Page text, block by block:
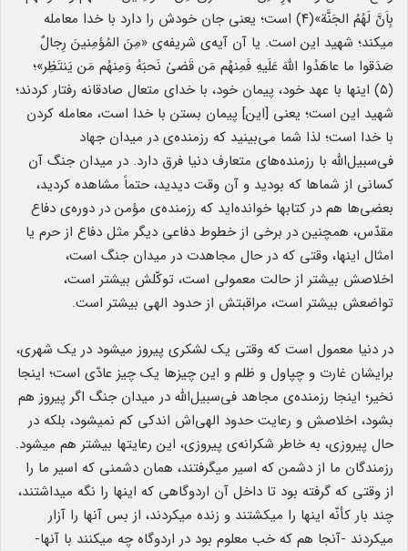
بِاَنَّ لَهُمُ الجَنَّة»(۴) است؛ یعنی جان خودش را دارد با خدا معامله
میکند؛ شهید این است. یا آن آیه‌ی شریفه‌ی «مِنَ المُؤمِنینَ رِجالٌ
صَدَقوا ما عاهَدُوا اللهَ عَلَیهِ فَمِنهُم مَن قَضیٰ نَحبَهُ وَمِنهُم مَن یَنتَظِر»؛
(۵) اینها با عهد خود، پیمان خود، با خدای متعال صادقانه رفتار کردند؛
شهید این است؛ یعنی [این] پیمان بستن با خدا است، معامله کردن
با خدا است؛ لذا شما می‌بینید که رزمنده‌ی در میدان جهاد
فی‌سبیل‌الله با رزمنده‌های متعارف دنیا فرق دارد. در میدان جنگ آن
کسانی از شماها که بودید و آن وقت دیدید، حتماً مشاهده کردید،
بعضی‌ها هم در کتابها خوانده‌اید که رزمنده‌ی مؤمن در دوره‌ی دفاع
‌مقدّس، همچنین در برخی از خطوط دفاعی دیگر مثل دفاع از حرم یا
امثال اینها، وقتی که در حال مجاهدت در میدان جنگ است،
اخلاصش بیشتر از حالت معمولی است، توکّلش بیشتر است،
تواضعش بیشتر است، مراقبتش از حدود الهی بیشتر است.
در دنیا معمول است که وقتی یک لشکری پیروز میشود در یک شهری،
برایشان غارت و چپاول و ظلم و این چیزها یک چیز عادّی است؛ اینجا
نخیر؛ اینجا رزمنده‌ی مجاهد فی‌سبیل‌الله در میدان جنگ اگر پیروز هم
بشود، اخلاصش و رعایت حدود الهی‌اش اندکی کم نمیشود، بلکه در
حال پیروزی، به خاطر شکرانه‌ی پیروزی، این رعایتها بیشتر هم میشود.
رزمندگان ما از دشمن که اسیر میگرفتند، همان دشمنی که اسیر ما را
از وقتی که گرفته بود تا داخل آن اردوگاهی که اینها را نگه میداشتند،
چند بار کأنّه اینها را میکشتند و زنده میکردند، از بس آنها را آزار
میکردند -آنجا هم که خب معلوم بود در اردوگاه چه میکنند با آنها-